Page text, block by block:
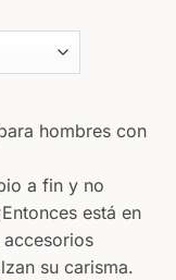
hombres con
a fin y no
está en
su carisma.